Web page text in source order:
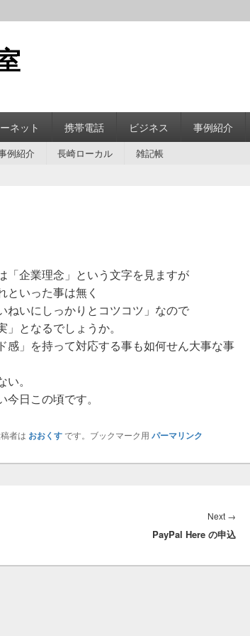
ネット 携帯電話 ビジネス 事例紹介
例紹介 長崎ローカル 雑記帳
「企業理念」という文字を見ますが
といった事は無く
ねいにしっかりとコツコツ」なので
となるでしょうか。
感」を持って対応する事も如何せん大事な事
。
日この頃です。
稿者は おおくすです。ブックマーク用 パーマリンク
Next →
post:
PayPal Here の申込